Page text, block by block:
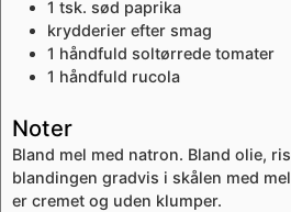
1 tsk. sød paprika
krydderier efter smag
1 håndfuld soltørrede tomater
1 håndfuld rucola
Noter
Bland mel med natron. Bland olie,
blandingen gradvis i skålen med
er cremet og uden klumper.